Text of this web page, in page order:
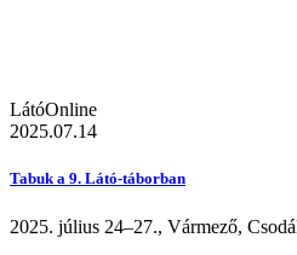
LátóOnline
2025.07.14
Tabuk a 9. Látó-táborban
2025. július 24–27., Vármező,